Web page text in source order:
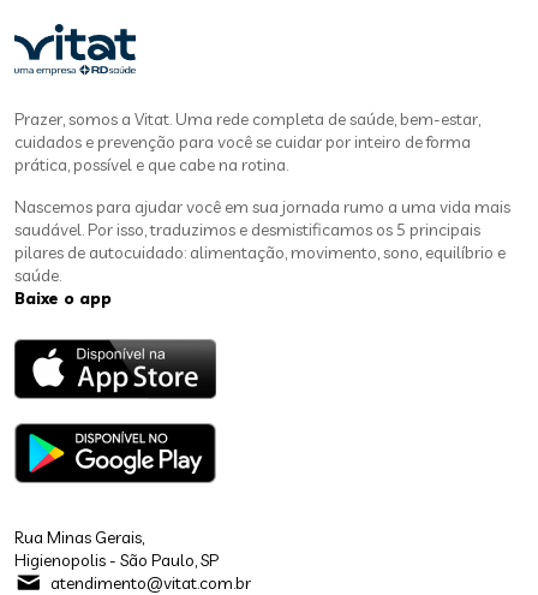
Prazer, somos a Vitat. Uma rede completa de saúde, bem-estar,
cuidados e prevenção para você se cuidar por inteiro de forma
prática, possível e que cabe na rotina.
Nascemos para ajudar você em sua jornada rumo a uma vida mais
saudável. Por isso, traduzimos e desmistificamos os 5 principais
pilares de autocuidado: alimentação, movimento, sono, equilíbrio e
saúde.
Baixe o app
Rua Minas Gerais,
Higienopolis - São Paulo, SP
atendimento@vitat.com.br